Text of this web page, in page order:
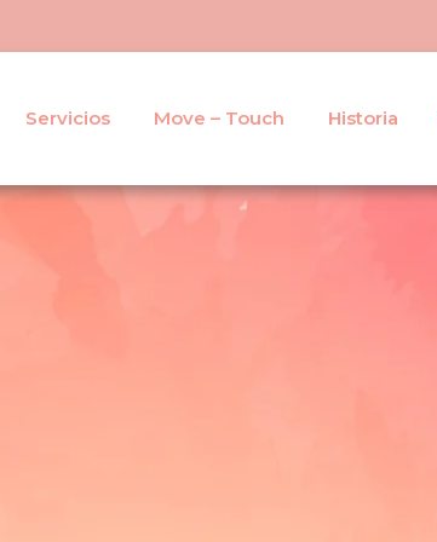
Servicios Move – Touch Historia